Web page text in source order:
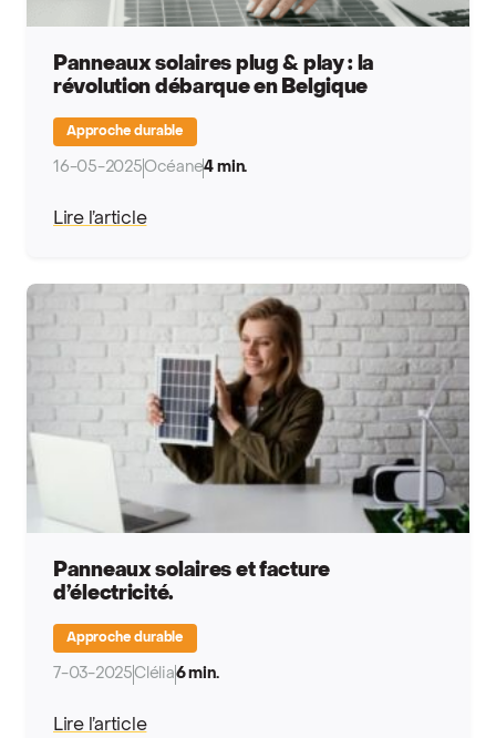
Panneaux solaires plug & play : la
révolution débarque en Belgique
Approche durable
16-05-2025Océane4 min.
Lire l’article
Panneaux solaires et facture
d’électricité.
Approche durable
7-03-2025Clélia6 min.
Lire l’article